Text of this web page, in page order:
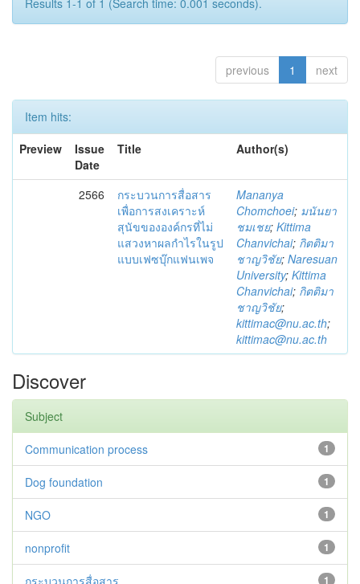
Results 1-1 of 1 (Search time: 0.001 seconds).
previous 1 next
Item hits:
Preview
Issue
Date
Title Author(s)
2566
กระบวนการสื่อสาร
เพื่อการสงเคราะห์
สุนัขขององค์กรที่ไม่
แสวงหาผลกำไรในรูป
แบบเฟซบุ๊กแฟนเพจ
Mananya
Chomchoei; มนันยา
ชมเชย; Kittima
Chanvichai; กิตติมา
ชาญวิชัย; Naresuan
University; Kittima
Chanvichai; กิตติมา
ชาญวิชัย;
kittimac@nu.ac.th;
kittimac@nu.ac.th
Discover
Subject
1
Communication process
1
Dog foundation
1
NGO
1
nonprofit
1
กระบวนการสื่อสาร